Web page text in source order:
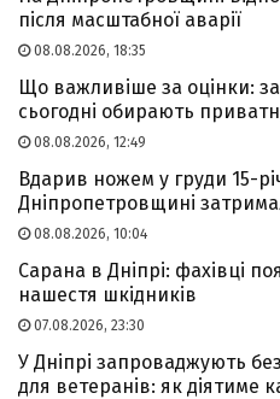
після масштабної аварії
08.08.2026, 18:35
Що важливіше за оцінки:
сьогодні обирають
08.08.2026, 12:49
Вдарив ножем у груди 15-
Дніпропетровщині
08.08.2026, 10:04
Сарана в Дніпрі: фахівці
нашестя шкідників
07.08.2026, 23:30
У Дніпрі запроваджують
для ветеранів: як діятиме